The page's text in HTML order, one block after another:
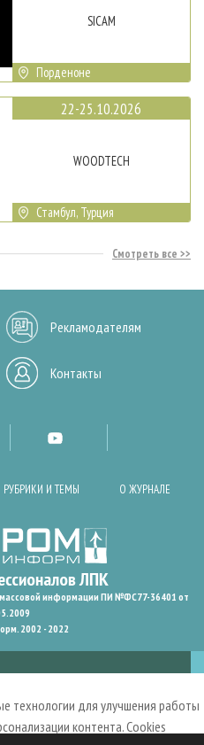
SICAM
Порденоне
22-25.10.2026
WOODTECH
Стамбул, Турция
Смотреть все
Рекламодателям
Контакты
РУБРИКИ И ТЕМЫ О ЖУРНАЛЕ
массовой информации ПИ №ФС77-36401 от
2002 - 2022
технологии для улучшения работы
контента. Cookies